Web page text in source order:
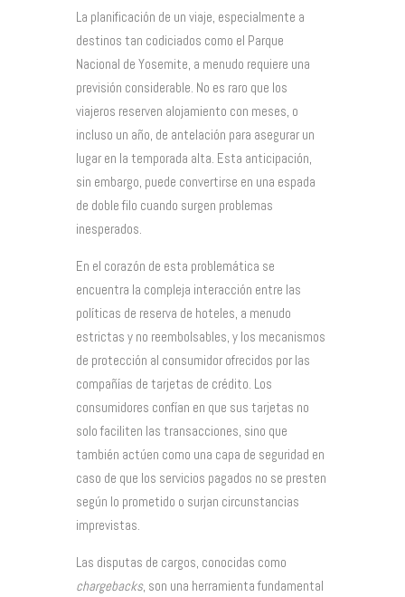
La planificación de un viaje, especialmente a
destinos tan codiciados como el Parque
Nacional de Yosemite, a menudo requiere una
previsión considerable. No es raro que los
viajeros reserven alojamiento con meses, o
incluso un año, de antelación para asegurar un
lugar en la temporada alta. Esta anticipación,
sin embargo, puede convertirse en una espada
de doble filo cuando surgen problemas
inesperados.
En el corazón de esta problemática se
encuentra la compleja interacción entre las
políticas de reserva de hoteles, a menudo
estrictas y no reembolsables, y los mecanismos
de protección al consumidor ofrecidos por las
compañías de tarjetas de crédito. Los
consumidores confían en que sus tarjetas no
solo faciliten las transacciones, sino que
también actúen como una capa de seguridad en
caso de que los servicios pagados no se presten
según lo prometido o surjan circunstancias
imprevistas.
Las disputas de cargos, conocidas como
chargebacks, son una herramienta fundamental